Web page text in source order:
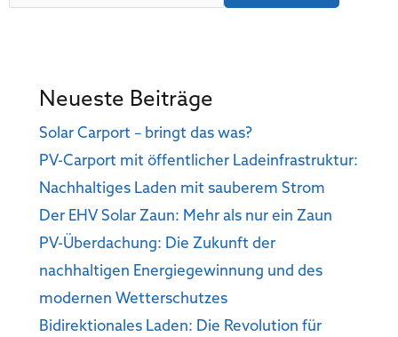
Neueste Beiträge
Solar Carport – bringt das was?
PV-Carport mit öffentlicher Ladeinfrastruktur:
Nachhaltiges Laden mit sauberem Strom
Der EHV Solar Zaun: Mehr als nur ein Zaun
PV-Überdachung: Die Zukunft der
nachhaltigen Energiegewinnung und des
modernen Wetterschutzes
Bidirektionales Laden: Die Revolution für